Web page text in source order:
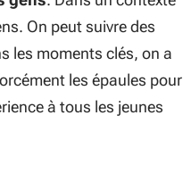
On peut suivre des
les moments clés, on a
les épaules pour
à tous les jeunes